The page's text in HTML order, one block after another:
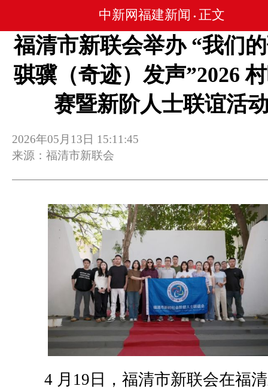
中新网福建新闻 • 正文
福清市新联会举办 “我们
骐骥（奇迹）发声”2026
赛暨新阶人士联谊活
2026年05月13日 15:11:45
来源：福清市新联会
4 月19日，福清市新联会在福